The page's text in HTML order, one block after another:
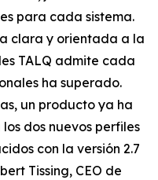
para cada sistema.
clara y orientada a la
TALQ admite cada
ha superado.
un producto ya ha
dos nuevos perfiles
con la versión 2.7
Tissing, CEO de